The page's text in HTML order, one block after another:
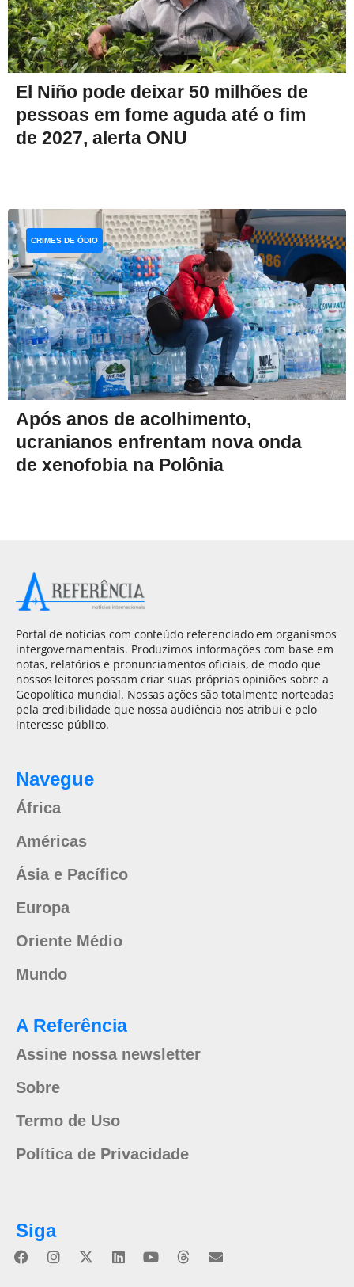
El Niño pode deixar 50 milhões de
pessoas em fome aguda até o fim
de 2027, alerta ONU
Após anos de acolhimento,
ucranianos enfrentam nova onda
de xenofobia na Polônia
CRIMES DE ÓDIO
Portal de notícias com conteúdo referenciado em organismos
intergovernamentais. Produzimos informações com base em
notas, relatórios e pronunciamentos oficiais, de modo que
nossos leitores possam criar suas próprias opiniões sobre a
Geopolítica mundial. Nossas ações são totalmente norteadas
pela credibilidade que nossa audiência nos atribui e pelo
interesse público.
Navegue
África
Américas
Ásia e Pacífico
Europa
Oriente Médio
Mundo
A Referência
Assine nossa newsletter
Sobre
Termo de Uso
Política de Privacidade
Siga